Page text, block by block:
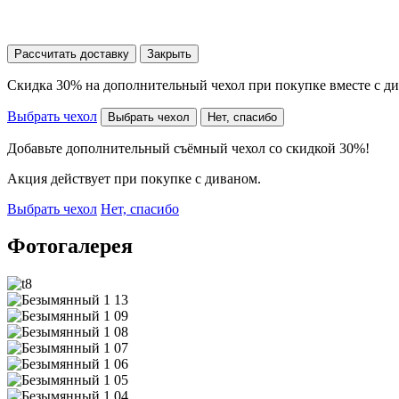
Рассчитать доставку Закрыть
Скидка 30% на дополнительный чехол при покупке вместе с
Выбрать чехол Выбрать чехол Нет, спасибо
Добавьте дополнительный съёмный чехол со скидкой 30%!
Акция действует при покупке с диваном.
Выбрать чехол Нет, спасибо
Фотогалерея